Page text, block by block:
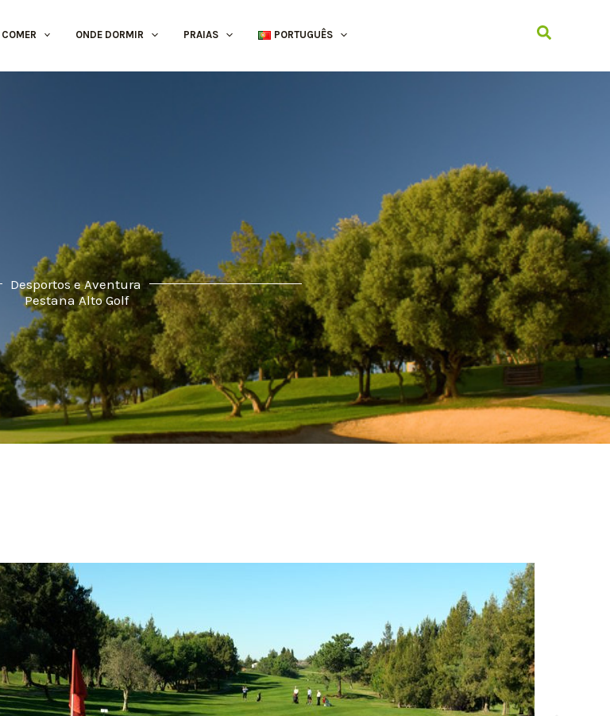
ONDE DORMIR PRAIAS PORTUGUÊS Search
Desportos e Aventura
Pestana Alto Golf